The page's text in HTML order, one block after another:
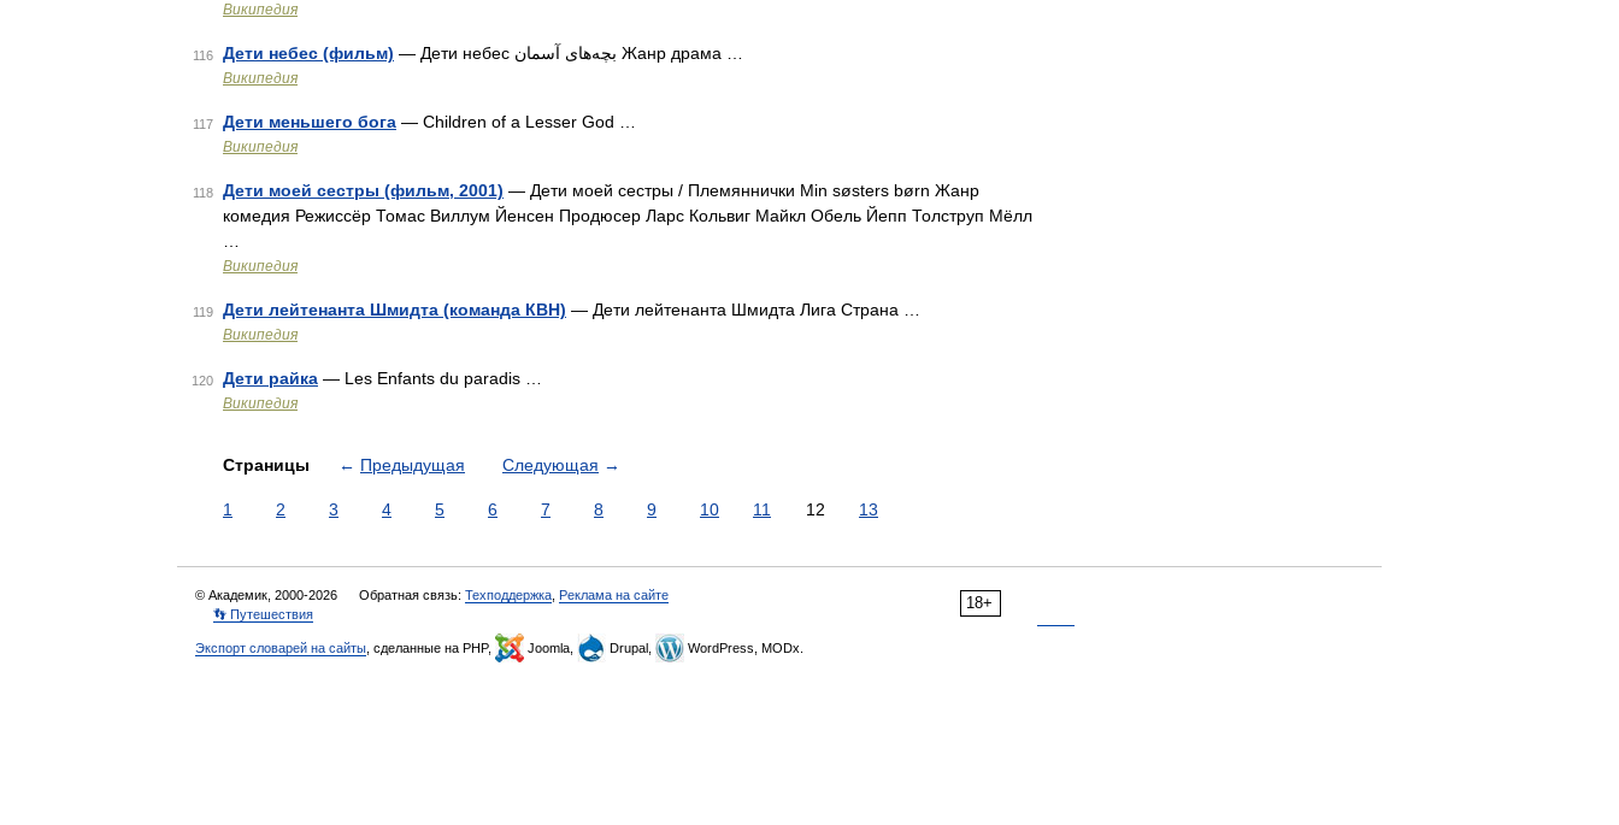
Википедия
116 Дети небес (фильм) — Дети небес بچه‌های آسمان Жанр драма …
Википедия
117 Дети меньшего бога — Children of a Lesser God …
Википедия
118 Дети моей сестры (фильм, 2001) — Дети моей сестры / Племяннички Min søsters børn Жанр
комедия Режиссёр Томас Виллум Йенсен Продюсер Ларс Кольвиг Майкл Обель Йепп Толструп Мёлл
Википедия
119 Дети лейтенанта Шмидта (команда КВН) — Дети лейтенанта Шмидта Лига Страна …
Википедия
120 Дети райка — Les Enfants du paradis …
Википедия
Страницы ← Предыдущая Следующая →
1 2 3 4 5 6 7 8 9 10 11 12 13
18+
© Академик, 2000-2026 Обратная связь: Техподдержка Реклама на сайте
👣 Путешествия
Экспорт словарей на сайты , сделанные на PHP, Joomla, Drupal, WordPress, MODx.